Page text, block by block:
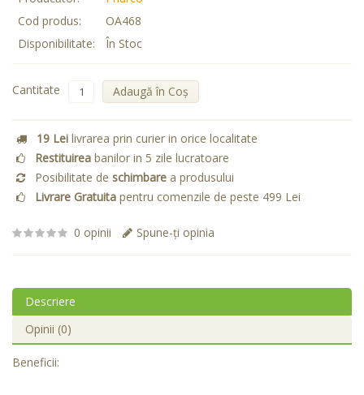
Cod produs:
OA468
Disponibilitate:
În Stoc
Cantitate Adaugă în Coş
19 Lei livrarea prin curier in orice localitate
Restituirea banilor in 5 zile lucratoare
Posibilitate de schimbare a produsului
Livrare Gratuita pentru comenzile de peste 499 Lei
0 opinii Spune-ţi opinia
Descriere
Opinii (0)
Beneficii: